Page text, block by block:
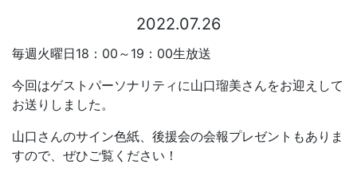
2022.07.26
毎週火曜日18：00～19：00生放送
今回はゲストパーソナリティに山口瑠美さんをお迎えして
お送りしました。
山口さんのサイン色紙、後援会の会報プレゼントもありま
すので、ぜひご覧ください！